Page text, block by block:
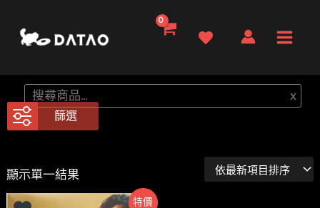
要
內
Menu
搜
尋
x
篩選
顯示單一結果
特價